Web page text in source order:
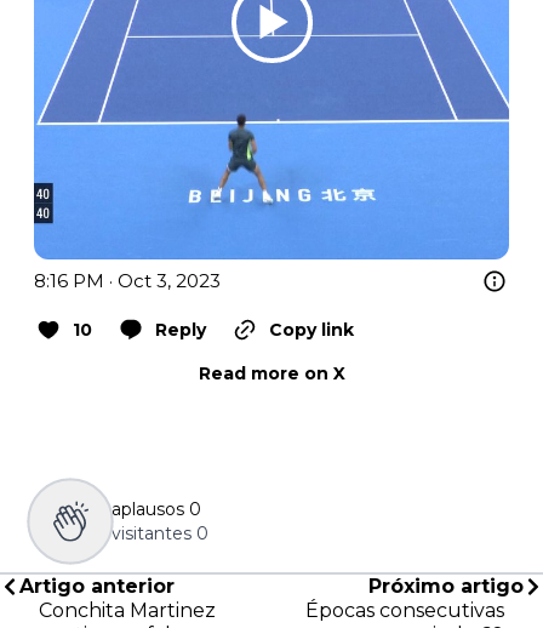
8:16 PM · Oct 3, 2023
10 Reply
Copy link
Read more on X
aplausos 0
visitantes 0
Artigo anterior
Conchita Martinez
Próximo artigo
Épocas consecutivas